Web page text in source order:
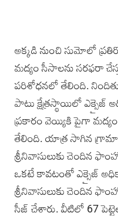
అక్కడి నుంచి సుమోలో
మద్యం సీసాలను సరఫరా
పరిశోధనలో తేలింది.
పాటు క్షేత్రస్థాయిలో ఎక్సైజ్
ప్రకారం వెయ్యికి పైగా మద్యం
తేలింది. యాత్ర సాగిన
శ్రీనివాసులుకు చెందిన
ఒకటే కావటంతో ఎక్సైజ్
శ్రీనివాసులుకు చెందిన
సీజ్ చేశారు. వీటిలో 67